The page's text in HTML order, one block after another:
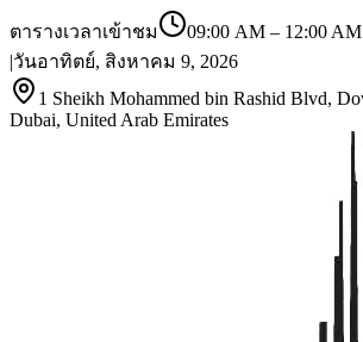
ตารางเวลาเข้าชม 09:00 AM – 12:00 AM
|วันอาทิตย์, สิงหาคม 9, 2026
1 Sheikh Mohammed bin Rashid Blvd,
Dubai, United Arab Emirates